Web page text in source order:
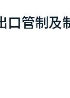
口管制及